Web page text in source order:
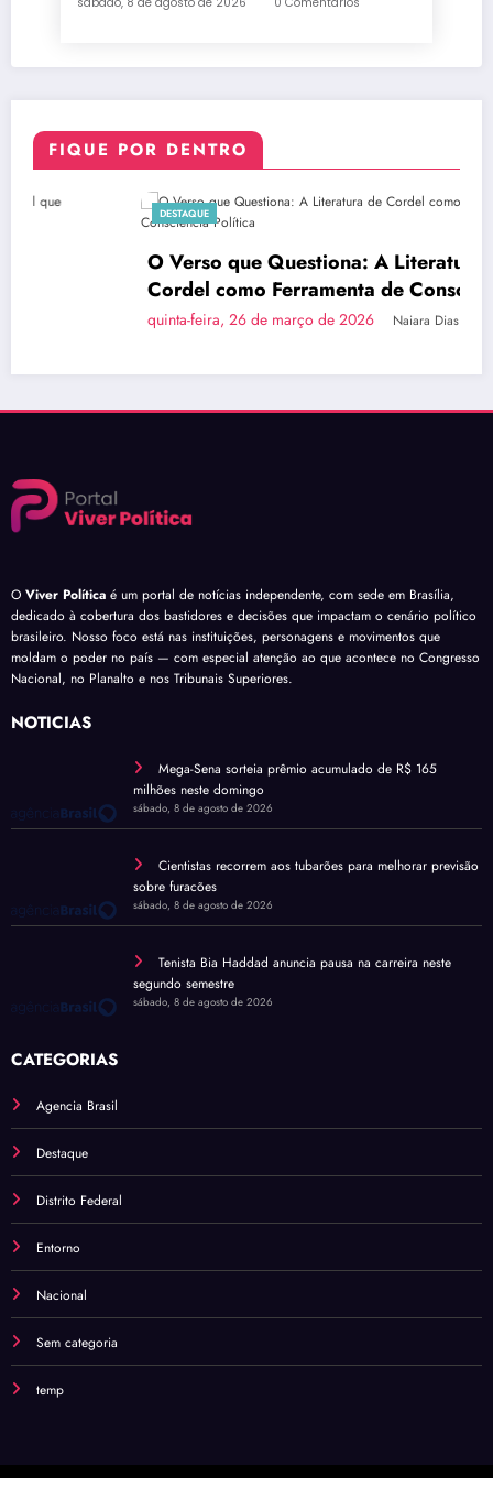
FIQUE POR DENTRO
O Verso que Questiona: A Literatura de
Cordel como Ferramenta de Consciência
quinta-feira, 26 de março de 2026 Naiara Dias
O Viver Política é um portal de notícias independente, com sede em Brasília,
dedicado à cobertura dos bastidores e decisões que impactam o cenário político
brasileiro. Nosso foco está nas instituições, personagens e movimentos que
moldam o poder no país — com especial atenção ao que acontece no Congresso
Nacional, no Planalto e nos Tribunais Superiores.
NOTÍCIAS
Mega-Sena sorteia prêmio acumulado de R$ 165
milhões neste domingo
sábado, 8 de agosto de 2026
Cientistas recorrem aos tubarões para melhorar previsão
sobre furacões
sábado, 8 de agosto de 2026
Tenista Bia Haddad anuncia pausa na carreira neste
segundo semestre
sábado, 8 de agosto de 2026
CATEGORIAS
Agencia Brasil
Destaque
Distrito Federal
Entorno
Nacional
Sem categoria
temp